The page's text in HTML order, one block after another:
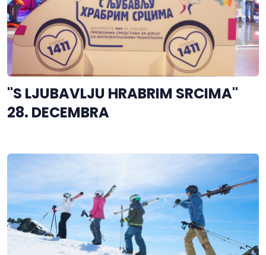
"S LJUBAVLJU HRABRIM SRCIMA"
28. DECEMBRA